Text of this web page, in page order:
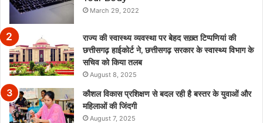
March 29, 2022
राज्य की स्वास्थ्य व्यवस्था पर बेहद सख़्त टिप्पणियां की
छत्तीसगढ़ हाईकोर्ट ने, छत्तीसगढ़ सरकार के स्वास्थ्य विभाग के
सचिव को किया तलब
August 8, 2025
कौशल विकास प्रशिक्षण से बदल रही है बस्तर के युवाओं और
महिलाओं की जिंदगी
August 7, 2025